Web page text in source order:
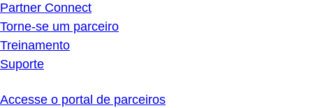
Partner Connect
Torne-se um parceiro
Treinamento
Suporte
Accesse o portal de parceiros